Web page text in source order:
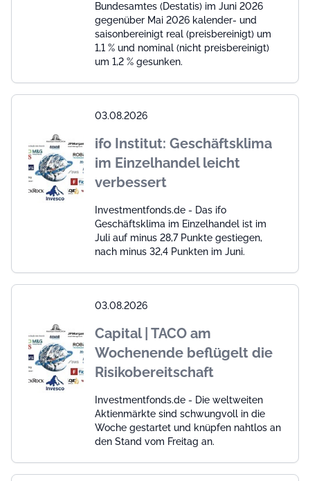
Bundesamtes (Destatis) im Juni 2026
gegenüber Mai 2026 kalender- und
saisonbereinigt real (preisbereinigt) um
1,1 % und nominal (nicht preisbereinigt)
um 1,2 % gesunken.
03.08.2026
ifo Institut: Geschäftsklima
im Einzelhandel leicht
verbessert
Investmentfonds.de - Das ifo
Geschäftsklima im Einzelhandel ist im
Juli auf minus 28,7 Punkte gestiegen,
nach minus 32,4 Punkten im Juni.
03.08.2026
Capital | TACO am
Wochenende beflügelt die
Risikobereitschaft
Investmentfonds.de - Die weltweiten
Aktienmärkte sind schwungvoll in die
Woche gestartet und knüpfen nahtlos an
den Stand vom Freitag an.